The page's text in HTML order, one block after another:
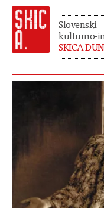
Slovenski
kulturno-
SKICA